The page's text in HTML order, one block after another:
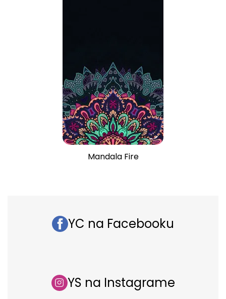
Mandala Fire
YC na Facebooku
YS na Instagrame